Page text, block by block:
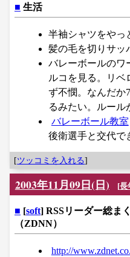
■ 生活
半袖シャツをやっ
髪の毛を切りサッ
バレーボールのワ
ルコを見る。リベ
ず不憫。なんだか
るみたい。ルール
バレーボール教室
後衛選手と交代で
[ツッコミを入れる]
2003年11月09日(日) [長
■ [soft] RSSリーダー総
（ZDNN）
http://